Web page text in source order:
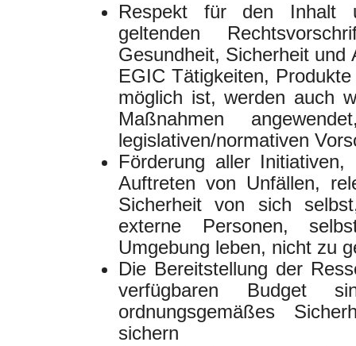
Respekt für den Inhalt
geltenden
Gesundheit, Sicherheit und
EGIC Tätigkeiten,
möglich ist, werden auch
Maßnahmen
legislativen/normativen
Förderung aller
Auftreten von Unfällen,
Sicherheit von sich
externe Personen,
Umgebung leben, nicht zu
Die Bereitstellung der
verfügbaren Budget
ordnungsgemäßes
sichern